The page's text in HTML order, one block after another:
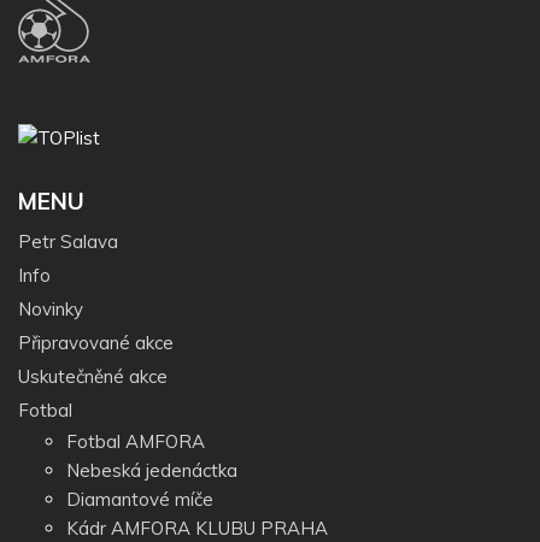
MENU
Petr Salava
Info
Novinky
Připravované akce
Uskutečněné akce
Fotbal
Fotbal AMFORA
Nebeská jedenáctka
Diamantové míče
Kádr AMFORA KLUBU PRAHA